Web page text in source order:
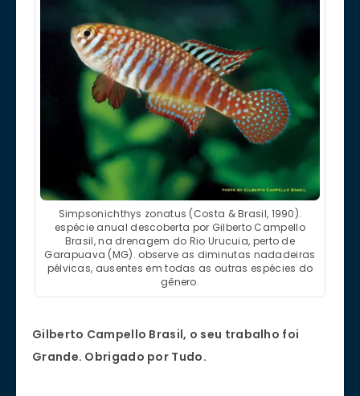
Simpsonichthys zonatus (Costa & Brasil, 1990).
espécie anual descoberta por Gilberto Campello
Brasil, na drenagem do Rio Urucuia, perto de
Garapuava (MG). observe as diminutas nadadeiras
pélvicas, ausentes em todas as outras espécies do
gênero.
Gilberto Campello Brasil, o seu trabalho foi
Grande. Obrigado por Tudo.